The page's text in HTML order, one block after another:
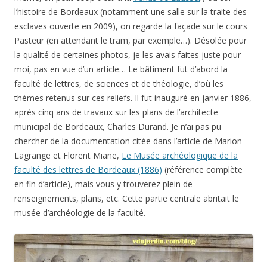
l’histoire de Bordeaux (notamment une salle sur la traite des
esclaves ouverte en 2009), on regarde la façade sur le cours
Pasteur (en attendant le tram, par exemple…). Désolée pour
la qualité de certaines photos, je les avais faites juste pour
moi, pas en vue d’un article… Le bâtiment fut d’abord la
faculté de lettres, de sciences et de théologie, d’où les
thèmes retenus sur ces reliefs. Il fut inauguré en janvier 1886,
après cinq ans de travaux sur les plans de l’architecte
municipal de Bordeaux, Charles Durand. Je n’ai pas pu
chercher de la documentation citée dans l’article de Marion
Lagrange et Florent Miane, Le Musée archéologique de la
faculté des lettres de Bordeaux (1886) (référence complète
en fin d’article), mais vous y trouverez plein de
renseignements, plans, etc. Cette partie centrale abritait le
musée d’archéologie de la faculté.